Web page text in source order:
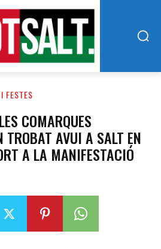
FESTES
COMARQUES
TROBAT AVUI A SALT EN
A LA MANIFESTACIÓ